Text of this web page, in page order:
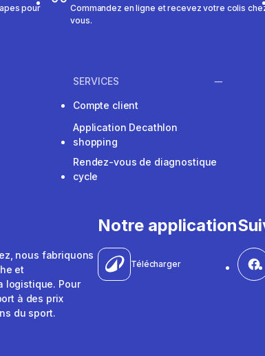
pour
Commandez en ligne et recevez votre colis
vous.
SERVICES
Compte client
Application Decathlon
shopping
Rendez-vous de diagnostique
cycle
nous fabriquons
et
logistique. Pour
à des prix
du sport.
Notre application
Télécharger